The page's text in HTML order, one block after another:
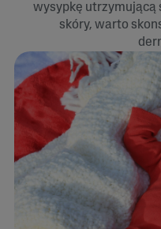
wysypkę utrzymującą
skóry, warto